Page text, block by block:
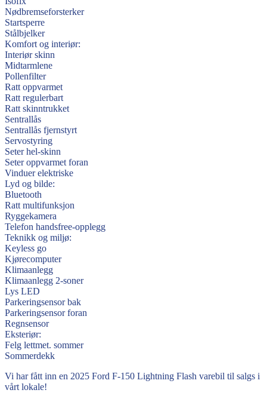
Nødbremseforsterker
Startsperre
Stålbjelker
Komfort og interiør:
Interiør skinn
Midtarmlene
Pollenfilter
Ratt oppvarmet
Ratt regulerbart
Ratt skinntrukket
Sentrallås
Sentrallås fjernstyrt
Servostyring
Seter hel-skinn
Seter oppvarmet foran
Vinduer elektriske
Lyd og bilde:
Bluetooth
Ratt multifunksjon
Ryggekamera
Telefon handsfree-opplegg
Teknikk og miljø:
Keyless go
Kjørecomputer
Klimaanlegg
Klimaanlegg 2-soner
Lys LED
Parkeringsensor bak
Parkeringsensor foran
Regnsensor
Eksteriør:
Felg lettmet. sommer
Sommerdekk
Vi har fått inn en 2025 Ford F-150 Lightning Flash varebil til salgs i
vårt lokale!